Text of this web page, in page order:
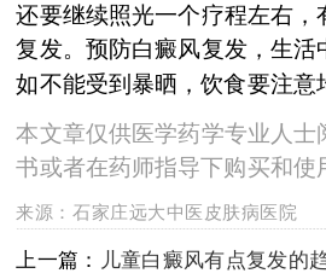
还要继续照光一个疗程左右，
复发。预防白癜风复发，生活
如不能受到暴晒，饮食要注意
本文章仅供医学药学专业人士
书或者在药师指导下购买和使
来源：石家庄远大中医皮肤病医院
上一篇：
儿童白癜风有点复发的